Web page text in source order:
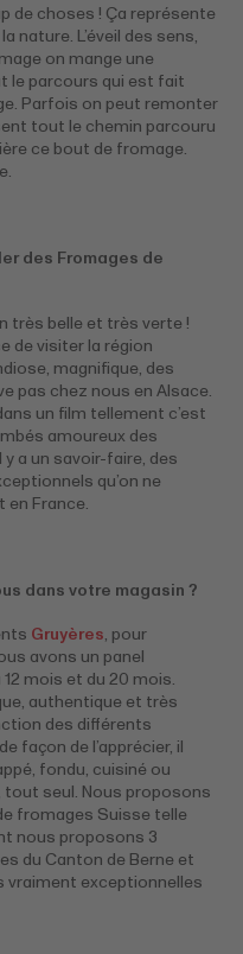
de choses ! Ça représente
nature. L’éveil des sens,
on mange une
le parcours qui est fait
Parfois on peut remonter
tout le chemin parcouru
ce bout de fromage.
des Fromages de
très belle et très verte !
de visiter la région
magnifique, des
pas chez nous en Alsace.
un film tellement c’est
amoureux des
a un savoir-faire, des
qu’on ne
France.
dans votre magasin ?
Gruyères, pour
avons un panel
12 mois et du 20 mois.
authentique et très
des différents
façon de l’apprécier, il
fondu, cuisiné ou
seul. Nous proposons
fromages Suisse telle
nous proposons 3
du Canton de Berne et
vraiment exceptionnelles